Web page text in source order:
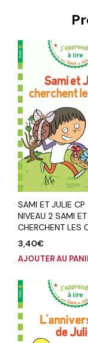
SAMI ET JULIE CP
NIVEAU 2 SAMI ET
CHERCHENT LES
3,40€
AJOUTER AU